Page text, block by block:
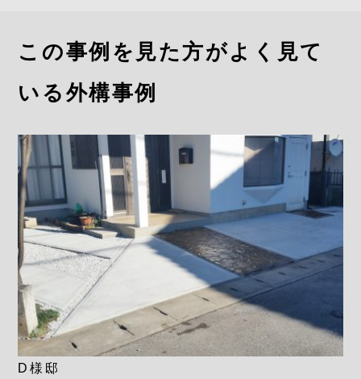
この事例を見た方がよく見て
いる外構事例
D様邸